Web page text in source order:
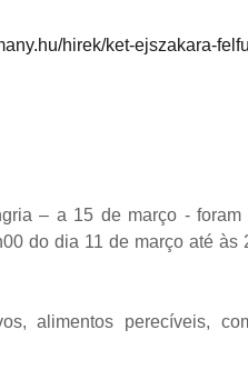
hirek/ket-ejszakara-
– a 15 de março - foram
do dia 11 de março até às
alimentos perecíveis,